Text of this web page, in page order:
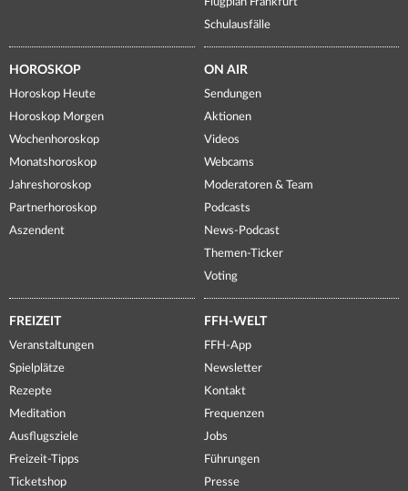
Schulausfälle
HOROSKOP
Horoskop Heute
Horoskop Morgen
Wochenhoroskop
Monatshoroskop
Jahreshoroskop
Partnerhoroskop
Aszendent
ON AIR
Sendungen
Aktionen
Videos
Webcams
Moderatoren & Team
Podcasts
News-Podcast
Themen-Ticker
Voting
FREIZEIT
Veranstaltungen
Spielplätze
Rezepte
Meditation
Ausflugsziele
Freizeit-Tipps
Ticketshop
FFH-WELT
FFH-App
Newsletter
Kontakt
Frequenzen
Jobs
Führungen
Presse